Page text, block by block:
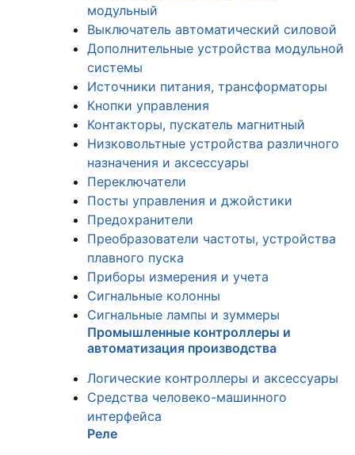
модульный
Выключатель автоматический силовой
Дополнительные устройства модульной
системы
Источники питания, трансформаторы
Кнопки управления
Контакторы, пускатель магнитный
Низковольтные устройства различного
назначения и аксессуары
Переключатели
Посты управления и джойстики
Предохранители
Преобразователи частоты, устройства
плавного пуска
Приборы измерения и учета
Сигнальные колонны
Сигнальные лампы и зуммеры
Промышленные контроллеры и
автоматизация производства
Логические контроллеры и аксессуары
Средства человеко-машинного
интерфейса
Реле